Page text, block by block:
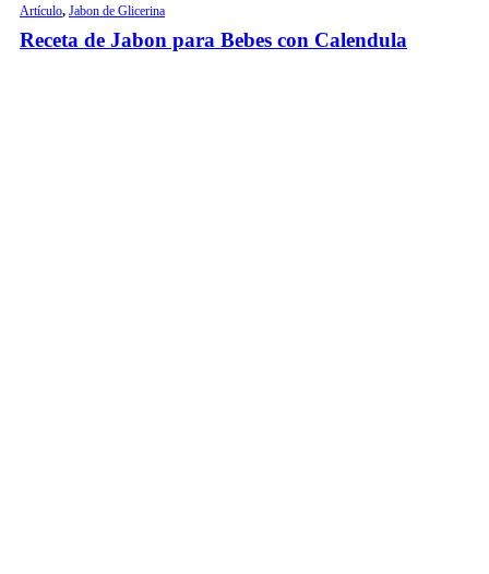
Artículo, Jabon de Glicerina
Receta de Jabon para Bebes con Calendula